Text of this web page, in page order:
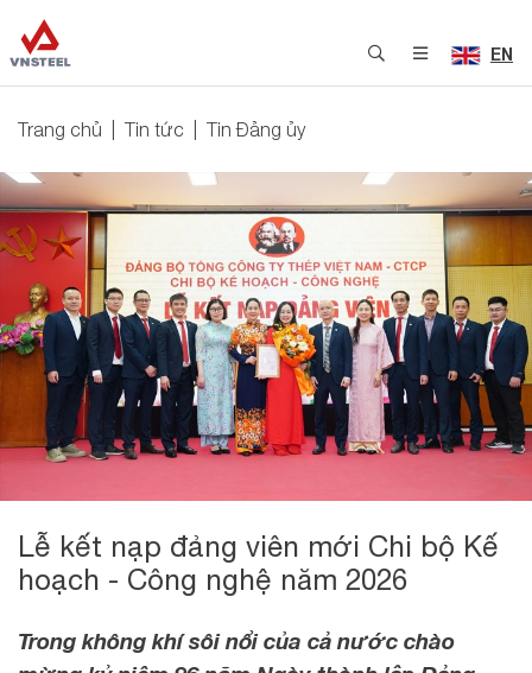
EN
Trang chủ Tin tức Tin Đảng ủy
Lễ kết nạp đảng viên mới Chi bộ Kế
hoạch - Công nghệ năm 2026
Trong không khí sôi nổi của cả nước chào